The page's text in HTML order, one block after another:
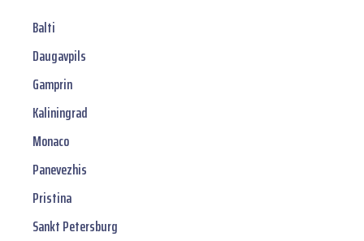
Balti
Daugavpils
Gamprin
Kaliningrad
Monaco
Panevezhis
Pristina
Sankt Petersburg